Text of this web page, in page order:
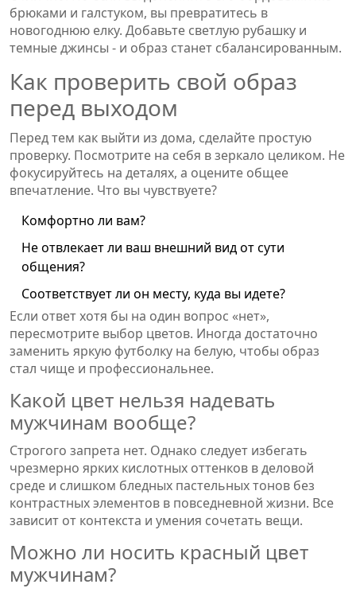
брюками и галстуком, вы превратитесь в
новогоднюю елку. Добавьте светлую рубашку и
темные джинсы - и образ станет сбалансированным.
Как проверить свой образ
перед выходом
Перед тем как выйти из дома, сделайте простую
проверку. Посмотрите на себя в зеркало целиком. Не
фокусируйтесь на деталях, а оцените общее
впечатление. Что вы чувствуете?
Комфортно ли вам?
Не отвлекает ли ваш внешний вид от сути
общения?
Соответствует ли он месту, куда вы идете?
Если ответ хотя бы на один вопрос «нет»,
пересмотрите выбор цветов. Иногда достаточно
заменить яркую футболку на белую, чтобы образ
стал чище и профессиональнее.
Какой цвет нельзя надевать
мужчинам вообще?
Строгого запрета нет. Однако следует избегать
чрезмерно ярких кислотных оттенков в деловой
среде и слишком бледных пастельных тонов без
контрастных элементов в повседневной жизни. Все
зависит от контекста и умения сочетать вещи.
Можно ли носить красный цвет
мужчинам?